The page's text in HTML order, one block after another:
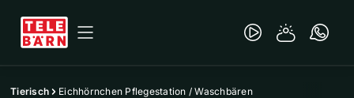
Tierisch Eichhörnchen Pflegestation / Waschbären